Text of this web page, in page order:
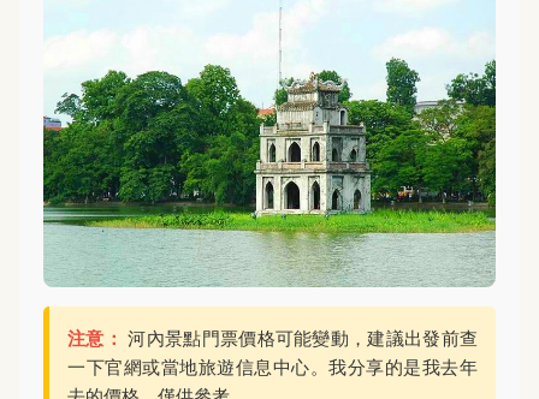
注意： 河內景點門票價格可能變動，建議出發前查
一下官網或當地旅遊信息中心。我分享的是我去年